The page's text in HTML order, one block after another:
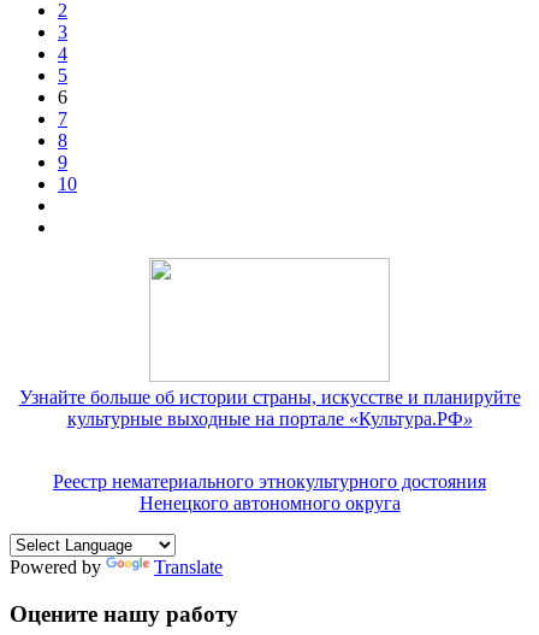
2
3
4
5
6
7
8
9
10
Узнайте больше об истории страны, искусстве и планируйте
культурные выходные на портале «Культура.РФ»
Реестр нематериального этнокультурного достояния
Ненецкого автономного округа
Powered by Translate
Оцените нашу работу